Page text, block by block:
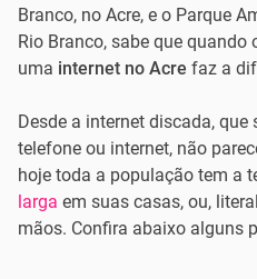
Branco, no Acre, e o Parque
Rio Branco, sabe que
uma internet no Acre faz a
Desde a internet discada, que
telefone ou internet, não
hoje toda a população tem a
larga em suas casas, ou,
mãos. Confira abaixo alguns